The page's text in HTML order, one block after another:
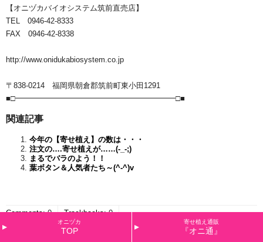
【オニヅカバイオシステム筑前直売店】
TEL 0946-42-8333
FAX 0946-42-8338
http://www.onidukabiosystem.co.jp
〒838-0214 福岡県朝倉郡筑前町東小田1291
■□━━━━━━━━━━━━━━━━━━━━━□■
関連記事
今年の【寄せ植え】の数は・・・
注文の….寄せ植えが……(-_-;)
まるでバラのよう！！
葉ボタン＆人気者たち～(^-^)v
Comments:0 Trackbacks:0
オニヅカ
TOP
寄せ植え通販
『オニ通』